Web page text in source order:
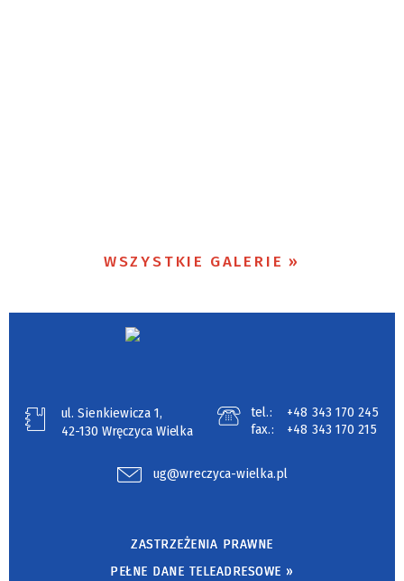
WSZYSTKIE GALERIE
ul. Sienkiewicza 1,
42-130 Wręczyca Wielka
tel.:
+48 343 170 245
fax.:
+48 343 170 215
ug@wreczyca-wielka.pl
ZASTRZEŻENIA PRAWNE
PEŁNE DANE TELEADRESOWE »